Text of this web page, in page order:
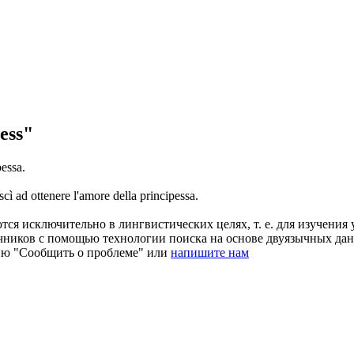
.
ad ottenere l'amore della principessa.
исключительно в лингвистических целях, т. е. для
с помощью технологии поиска на основе двуязычных
"Сообщить о проблеме" или напишите нам